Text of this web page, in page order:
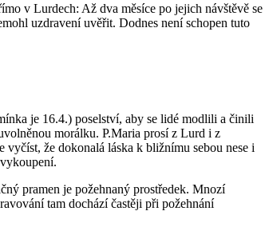
v Lurdech: Až dva měsíce po jejich návštěvě se
uzdravení uvěřit. Dodnes není schopen tuto
je 16.4.) poselství, aby se lidé modlili a činili
morálku. P.Maria prosí z Lurd i z
že dokonalá láska k bližnímu sebou nese i
pramen je požehnaný prostředek. Mnozí
tam dochází častěji při požehnání